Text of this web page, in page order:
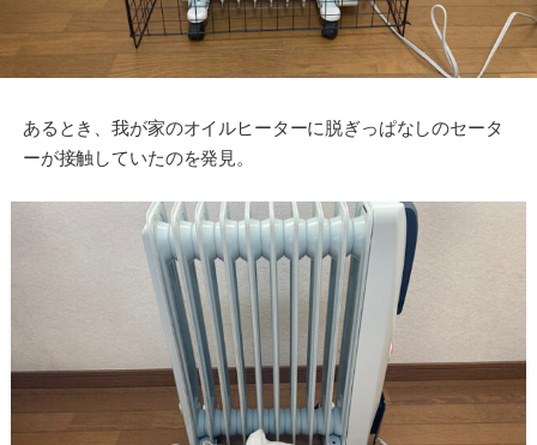
あるとき、我が家のオイルヒーターに脱ぎっぱなしのセータ
ーが接触していたのを発見。